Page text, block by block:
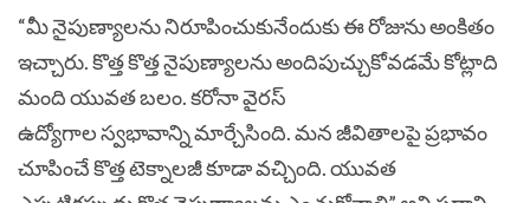
“మీ నైపుణ్యాలను నిరూపించుకునేందుకు ఈ రోజును అంకితం
ఇచ్చారు. కొత్త కొత్త నైపుణ్యాలను అందిపుచ్చుకోవడమే కోట్లాది
మంది యువత బలం. కరోనా వైరస్‌
ఉద్యోగాల స్వభావాన్ని మార్చేసింది. మన జీవితాలపై ప్రభావం
చూపించే కొత్త టెక్నాలజీ కూడా వచ్చింది. యువత